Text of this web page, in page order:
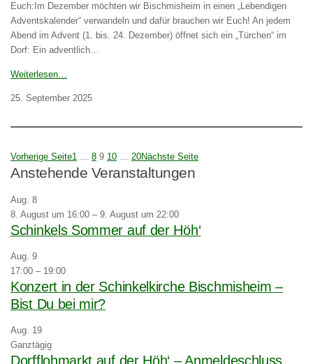
Euch:Im Dezember möchten wir Bischmisheim in einen „Lebendigen
Adventskalender“ verwandeln und dafür brauchen wir Euch! An jedem
Abend im Advent (1. bis. 24. Dezember) öffnet sich ein „Türchen“ im
Dorf: Ein adventlich…
Weiterlesen…
25. September 2025
Vorherige Seite1 8 9 10 20Nächste Seite
Anstehende Veranstaltungen
Aug. 8
8. August um 16:00 – 9. August um 22:00
Schinkels Sommer auf der Höh‘
Aug. 9
17:00 – 19:00
Konzert in der Schinkelkirche Bischmisheim –
Bist Du bei mir?
Aug. 19
Ganztägig
Dorfflohmarkt auf der Höh‘ – Anmeldeschluss